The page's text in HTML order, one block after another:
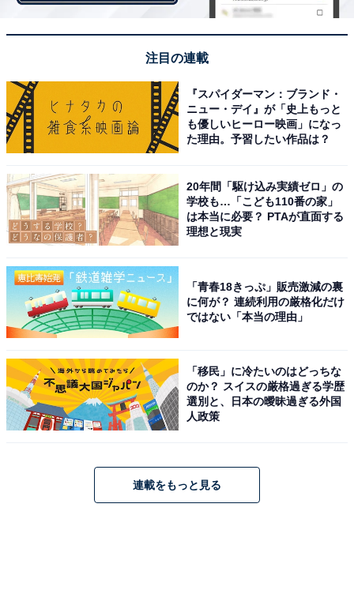
注目の連載
『スパイダーマン：ブランド・
ニュー・デイ』が「史上もっと
も優しいヒーロー映画」になっ
た理由。予習したい作品は？
20年間「駆け込み実績ゼロ」の
学校も…「こども110番の家」
は本当に必要？ PTAが直面する
理想と現実
「青春18きっぷ」販売激減の裏
に何が？ 連続利用の厳格化だけ
ではない「本当の理由」
「移民」に冷たいのはどっちな
のか？ スイスの厳格過ぎる学歴
選別と、日本の曖昧過ぎる外国
人政策
連載をもっと見る